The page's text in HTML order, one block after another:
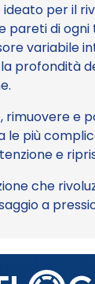
ideato per il
pareti di ogni
variabile
profondità
rimuovere e
le più
e
che
a